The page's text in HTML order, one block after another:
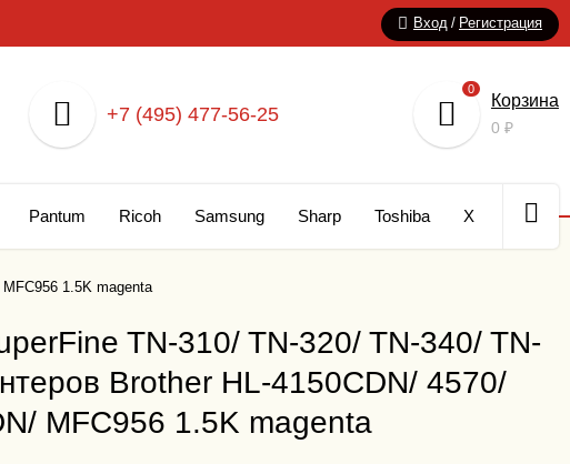
Вход / Регистрация
+7 (495) 477-56-25
0
Корзина
0 ₽
Pantum Ricoh Samsung Sharp Toshiba Xerox
1.5K magenta
TN-310/ TN-320/ TN-340/ TN-
Brother HL-4150CDN/ 4570/
MFC956 1.5K magenta